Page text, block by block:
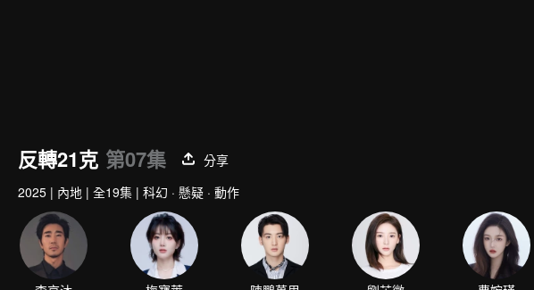
反轉21克 第07集
分享
2025 | 內地 | 全19集 | 科幻 · 懸疑 · 動作